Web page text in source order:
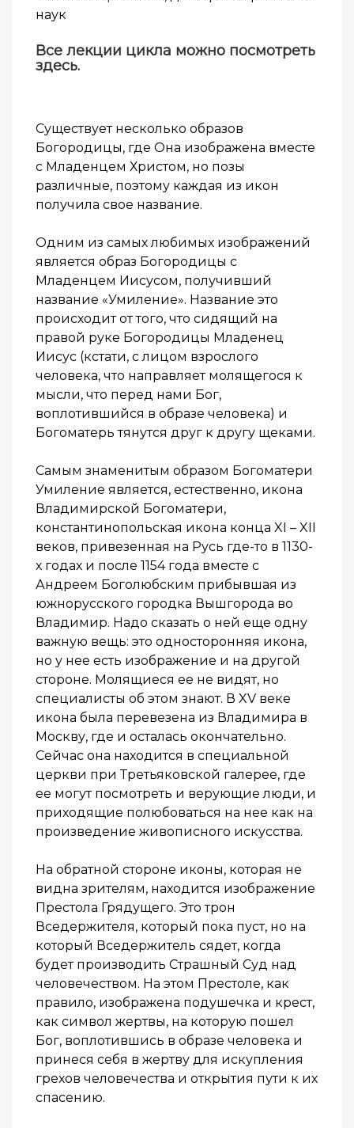
наук
Все лекции цикла можно посмотреть
здесь.
Существует несколько образов
Богородицы, где Она изображена вместе
с Младенцем Христом, но позы
различные, поэтому каждая из икон
получила свое название.
Одним из самых любимых изображений
является образ Богородицы с
Младенцем Иисусом, получивший
название «Умиление». Название это
происходит от того, что сидящий на
правой руке Богородицы Младенец
Иисус (кстати, с лицом взрослого
человека, что направляет молящегося к
мысли, что перед нами Бог,
воплотившийся в образе человека) и
Богоматерь тянутся друг к другу щеками.
Самым знаменитым образом Богоматери
Умиление является, естественно, икона
Владимирской Богоматери,
константинопольская икона конца XI – XII
веков, привезенная на Русь где-то в 1130-
х годах и после 1154 года вместе с
Андреем Боголюбским прибывшая из
южнорусского городка Вышгорода во
Владимир. Надо сказать о ней еще одну
важную вещь: это односторонняя икона,
но у нее есть изображение и на другой
стороне. Молящиеся ее не видят, но
специалисты об этом знают. В XV веке
икона была перевезена из Владимира в
Москву, где и осталась окончательно.
Сейчас она находится в специальной
церкви при Третьяковской галерее, где
ее могут посмотреть и верующие люди, и
приходящие полюбоваться на нее как на
произведение живописного искусства.
На обратной стороне иконы, которая не
видна зрителям, находится изображение
Престола Грядущего. Это трон
Вседержителя, который пока пуст, но на
который Вседержитель сядет, когда
будет производить Страшный Суд над
человечеством. На этом Престоле, как
правило, изображена подушечка и крест,
как символ жертвы, на которую пошел
Бог, воплотившись в образе человека и
принеся себя в жертву для искупления
грехов человечества и открытия пути к их
спасению.